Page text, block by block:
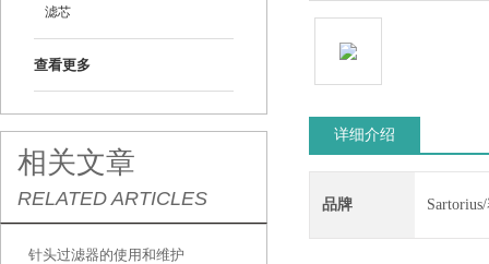
滤芯
查看更多
相关文章
RELATED ARTICLES
针头过滤器的使用和维护
详细介绍
品牌